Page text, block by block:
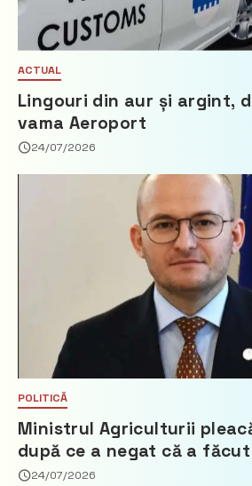
ACTUAL
Lingouri din aur și argint,
vama Aeroport
24/07/2026
POLITICĂ
Ministrul Agriculturii
după ce a negat că a
Partidul Democrat
24/07/2026